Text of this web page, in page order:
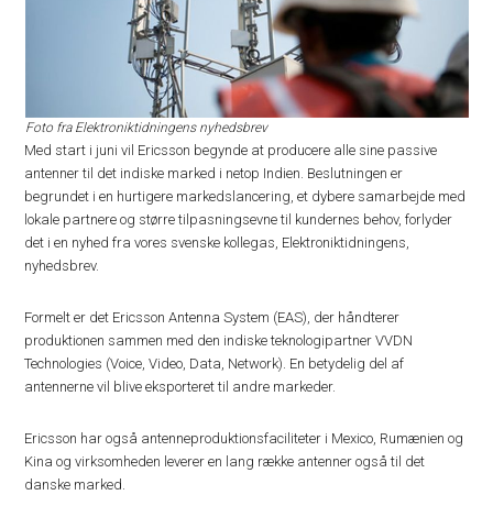
Foto fra Elektroniktidningens nyhedsbrev
Med start i juni vil Ericsson begynde at producere alle sine passive
antenner til det indiske marked i netop Indien. Beslutningen er
begrundet i en hurtigere markedslancering, et dybere samarbejde med
lokale partnere og større tilpasningsevne til kundernes behov, forlyder
det i en nyhed fra vores svenske kollegas, Elektroniktidningens,
nyhedsbrev.
Formelt er det Ericsson Antenna System (EAS), der håndterer
produktionen sammen med den indiske teknologipartner VVDN
Technologies (Voice, Video, Data, Network). En betydelig del af
antennerne vil blive eksporteret til andre markeder.
Ericsson har også antenneproduktionsfaciliteter i Mexico, Rumænien og
Kina og virksomheden leverer en lang række antenner også til det
danske marked.